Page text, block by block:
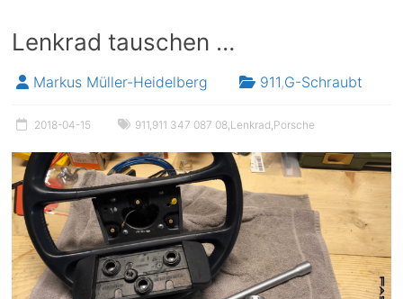
Lenkrad tauschen …
Markus Müller-Heidelberg 911,G-Schraubt
2018-04-15 911,911 347 087 08,Lenkrad,Porsche